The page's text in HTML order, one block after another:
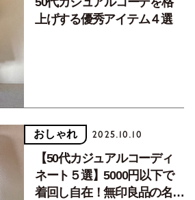
上げする優秀アイテム４選
おしゃれ 2025.10.10
【50代カジュアルコーディ
ネート５選】5000円以下で
着回し自在！無印良品の名品